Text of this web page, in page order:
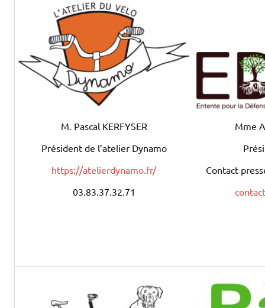
M. Pascal KERFYSER
Président de l’atelier Dynamo
https://atelierdynamo.fr/
03.83.37.32.71
Mme
Contact